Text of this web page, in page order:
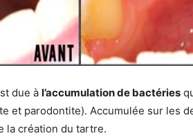
due à l’accumulation de bactéries
et parodontite). Accumulée sur les
la création du tartre.